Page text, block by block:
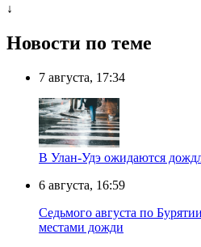
↓
Новости по теме
7 августа, 17:34
В Улан-Удэ ожидаются
6 августа, 16:59
Седьмого августа по
местами дожди